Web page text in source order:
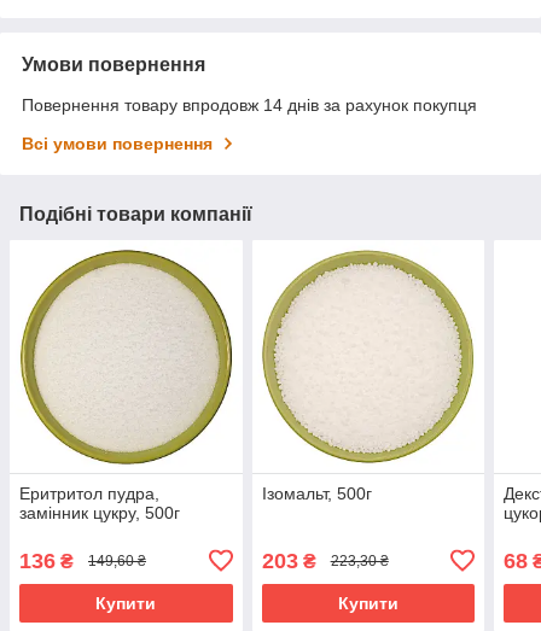
Умови повернення
Повернення товару впродовж 14 днів за рахунок покупця
Всі умови повернення
Подібні товари компанії
Еритритол пудра,
замінник цукру, 500г
136 ₴ 149,60 ₴
Купити
Ізомальт, 500г
203₴ 223,30 ₴
Купити
68